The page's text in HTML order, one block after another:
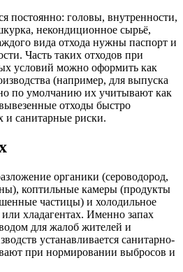
постоянно: головы, внутренности,
некондиционное сырьё,
вида отхода нужны паспорт и
Часть таких отходов при
условий можно оформить как
(например, для выпуска
по умолчанию их учитывают как
отходы быстро
и санитарные риски.
органики (сероводород,
коптильные камеры (продукты
частицы) и холодильное
хладагентах. Именно запах
для жалоб жителей и
устанавливается санитарно-
при нормировании выбросов и